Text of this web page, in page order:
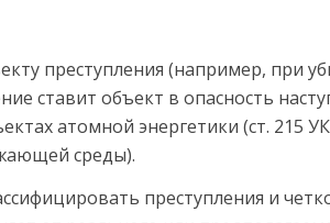
преступления (например, при
ставит объ­ект в опасность
атомной энергетики (ст. 215
среды).
преступления и